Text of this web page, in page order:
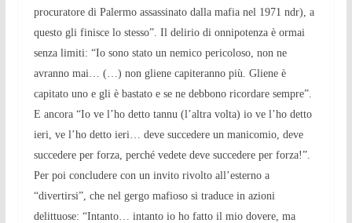
procuratore di Palermo assassinato dalla mafia nel 1971 ndr), a
questo gli finisce lo stesso”. Il delirio di onnipotenza è ormai
senza limiti: “Io sono stato un nemico pericoloso, non ne
avranno mai… (…) non gliene capiteranno più. Gliene è
capitato uno e gli è bastato e se ne debbono ricordare sempre”.
E ancora “Io ve l’ho detto tannu (l’altra volta) io ve l’ho detto
ieri, ve l’ho detto ieri… deve succedere un manicomio, deve
succedere per forza, perché vedete deve succedere per forza!”.
Per poi concludere con un invito rivolto all’esterno a
“divertirsi”, che nel gergo mafioso si traduce in azioni
delittuose: “Intanto… intanto io ho fatto il mio dovere, ma